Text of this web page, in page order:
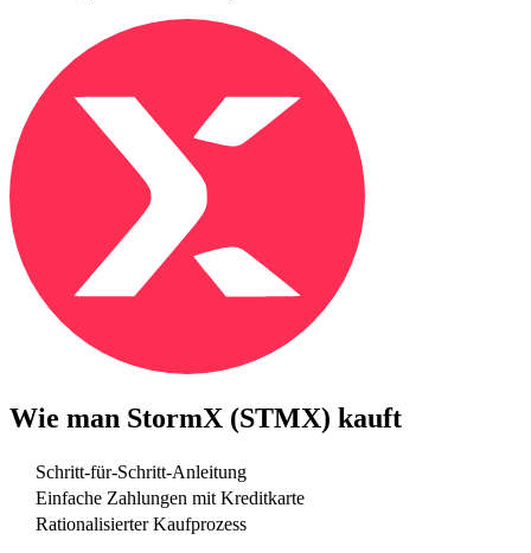
Wie man StormX (STMX) kauft
Schritt-für-Schritt-Anleitung
Einfache Zahlungen mit Kreditkarte
Rationalisierter Kaufprozess